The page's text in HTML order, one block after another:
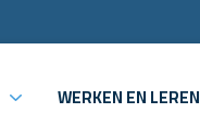
WERKEN EN LEREN